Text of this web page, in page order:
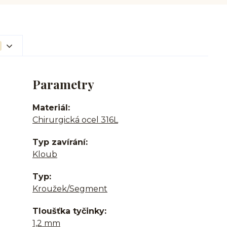
Parametry
Materiál
Chirurgická ocel 316L
Typ zavírání
Kloub
Typ
Kroužek/Segment
Tloušťka tyčinky
1,2 mm